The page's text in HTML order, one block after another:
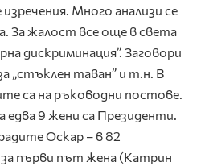
Много анализи се
За жалост все още в света
дискриминация”. Заговори
„стъклен таван” и т.н. В
са на ръководни постове.
9 жени са Президенти.
Оскар – в 82
първи път жена (Катрин